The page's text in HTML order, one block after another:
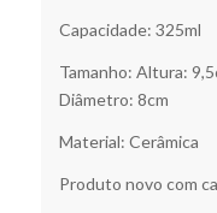
Capacidade: 325ml
Tamanho: Altura:
Diâmetro: 8cm
Material: Cerâmica
Produto novo com